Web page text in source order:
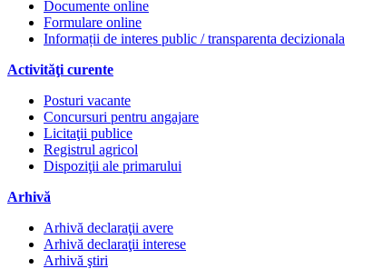
Documente online
Formulare online
Informații de interes public / transparenta decizionala
Activităţi curente
Posturi vacante
Concursuri pentru angajare
Licitaţii publice
Registrul agricol
Dispoziţii ale primarului
Arhivă
Arhivă declaraţii avere
Arhivă declaraţii interese
Arhivă ştiri